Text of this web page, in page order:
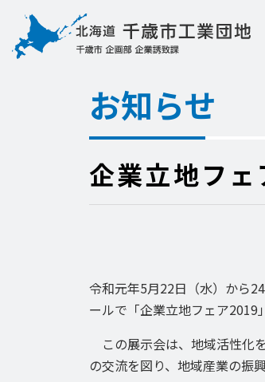
お知らせ
企業立地フ
令和元年5月22日（水）から
ールで「企業立地フェア2019
この展示会は、地域活性化
の交流を図り、地域産業の振